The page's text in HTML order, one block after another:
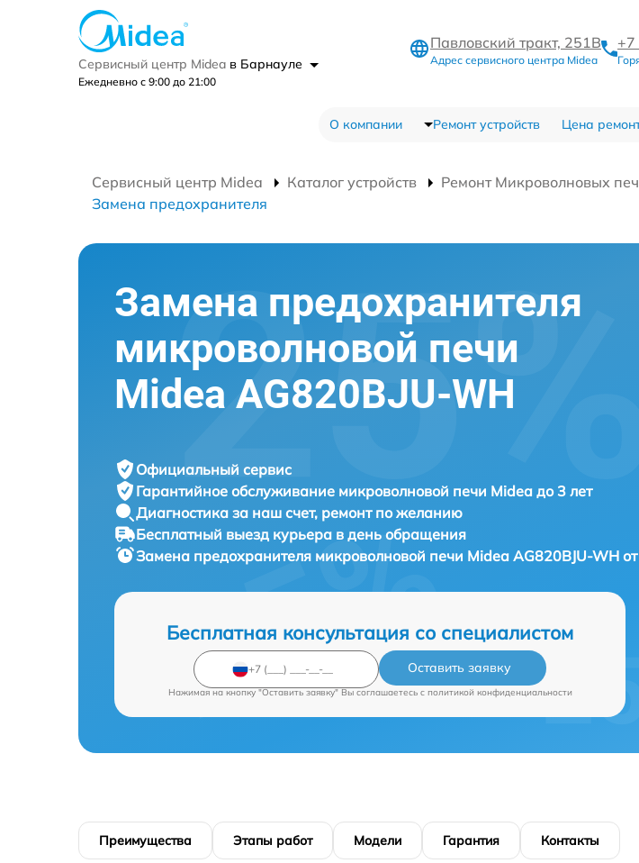
Сервисный центр Midea в Барнауле
Ежедневно с 9:00 до 21:00
Павловский тракт, 251В
Адрес сервисного центра Midea
О компании Ремонт устройств Цена
Сервисный центр Midea Каталог устройств Ремонт Микроволновых
Замена предохранителя
Замена предохранителя
микроволновой печи
Midea AG820BJU-WH
Официальный сервис
Гарантийное обслуживание микроволновой печи Midea до 3 лет
Диагностика за наш счет, ремонт по желанию
Бесплатный выезд курьера в день обращения
Замена предохранителя микроволновой печи Midea AG820BJU-WH
Бесплатная консультация со специалистом
Оставить заявку
Нажимая на кнопку "Оставить заявку" Вы соглашаетесь c политикой конфиденциальности
Преимущества Этапы работ Модели Гарантия Контакты